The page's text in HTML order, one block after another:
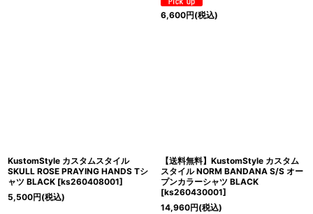
6,600円(税込)
KustomStyle カスタムスタイル
SKULL ROSE PRAYING HANDS Tシ
ャツ BLACK [ks260408001]
5,500円(税込)
【送料無料】KustomStyle カスタム
スタイル NORM BANDANA S/S オー
プンカラーシャツ BLACK
[ks260430001]
14,960円(税込)